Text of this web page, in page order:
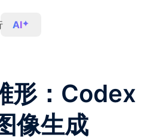
AI
形：Codex
像生成